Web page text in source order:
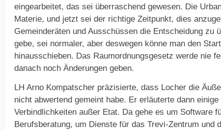
eingearbeitet, das sei überraschend gewesen. Die
Materie, und jetzt sei der richtige Zeitpunkt, dies
Gemeinderäten und Ausschüssen die Entscheidung zu
gebe, sei normaler, aber deswegen könne man den
hinausschieben. Das Raumordnungsgesetz werde nie
danach noch Änderungen geben.
LH Arno Kompatscher präzisierte, dass Locher die
nicht abwertend gemeint habe. Er erläuterte dann
Verbindlichkeiten außer Etat. Da gehe es um Software
Berufsberatung, um Dienste für das Trevi-Zentrum und